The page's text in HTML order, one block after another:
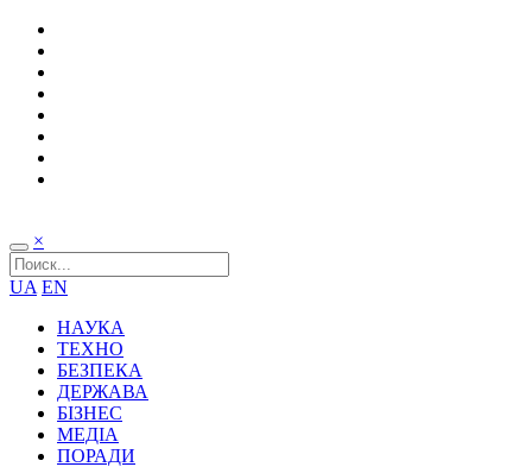
×
UA EN
НАУКА
ТЕХНО
БЕЗПЕКА
ДЕРЖАВА
БІЗНЕС
МЕДІА
ПОРАДИ